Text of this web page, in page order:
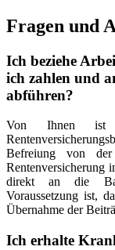
Fragen und
Ich beziehe
ich zahlen und
abführen?
Von Ihnen ist
Befreiung von der
Rentenversicherung
direkt an die
Voraussetzung ist,
Übernahme der
Ich erhalte